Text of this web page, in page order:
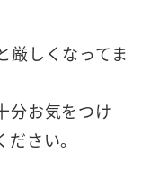
厳しくなってま
分お気をつけ
さい。